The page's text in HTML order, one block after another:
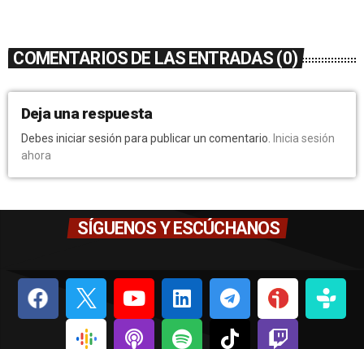
COMENTARIOS DE LAS ENTRADAS (0)
Deja una respuesta
Debes iniciar sesión para publicar un comentario.
Inicia sesión
ahora
SÍGUENOS Y ESCÚCHANOS